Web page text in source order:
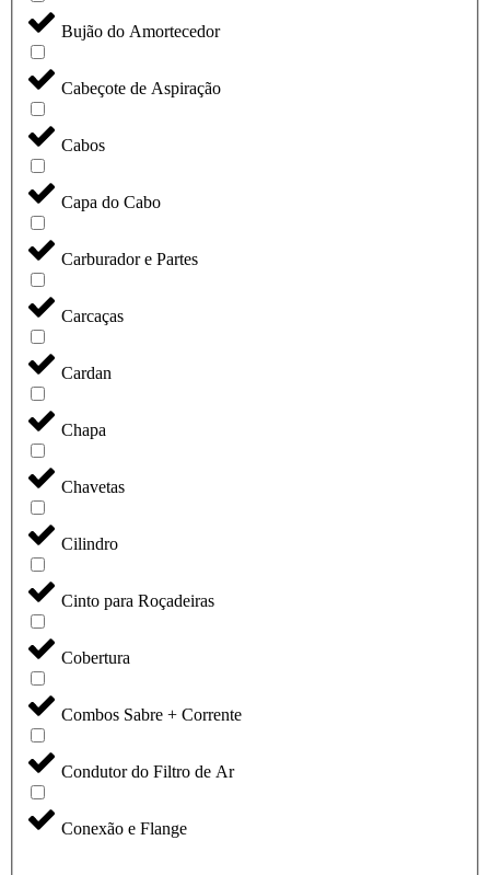
Bujão do Amortecedor
Cabeçote de Aspiração
Cabos
Capa do Cabo
Carburador e Partes
Carcaças
Cardan
Chapa
Chavetas
Cilindro
Cinto para Roçadeiras
Cobertura
Combos Sabre + Corrente
Condutor do Filtro de Ar
Conexão e Flange